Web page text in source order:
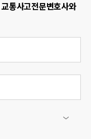
교통사고전문변호사와